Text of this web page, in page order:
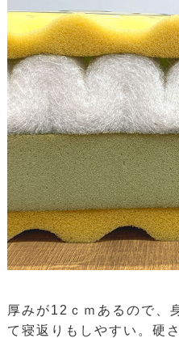
厚みが12ｃｍあるので、
て寝返りもしやすい。硬